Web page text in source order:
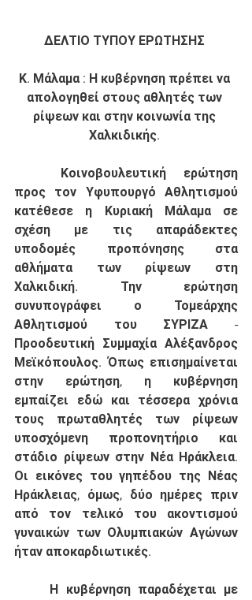
ΔΕΛΤΙΟ ΤΥΠΟΥ ΕΡΩΤΗΣΗΣ
Κ. Μάλαμα : Η κυβέρνηση πρέπει να
απολογηθεί στους αθλητές των
ρίψεων και στην κοινωνία της
Χαλκιδικής.
προς τον Υφυπουργό Αθλητισμού
κατέθεσε η Κυριακή Μάλαμα σε
σχέση με τις απαράδεκτες
υποδομές προπόνησης στα
αθλήματα των ρίψεων στη
Χαλκιδική. Την ερώτηση
συνυπογράφει ο Τομεάρχης
Αθλητισμού του ΣΥΡΙΖΑ -
Προοδευτική Συμμαχία Αλέξανδρος
Μεϊκόπουλος. Όπως επισημαίνεται
στην ερώτηση, η κυβέρνηση
εμπαίζει εδώ και τέσσερα χρόνια
τους πρωταθλητές των ρίψεων
υποσχόμενη προπονητήριο και
στάδιο ρίψεων στην Νέα Ηράκλεια.
Οι εικόνες του γηπέδου της Νέας
Ηράκλειας, όμως, δύο ημέρες πριν
από τον τελικό του ακοντισμού
γυναικών των Ολυμπιακών Αγώνων
ήταν αποκαρδιωτικές.